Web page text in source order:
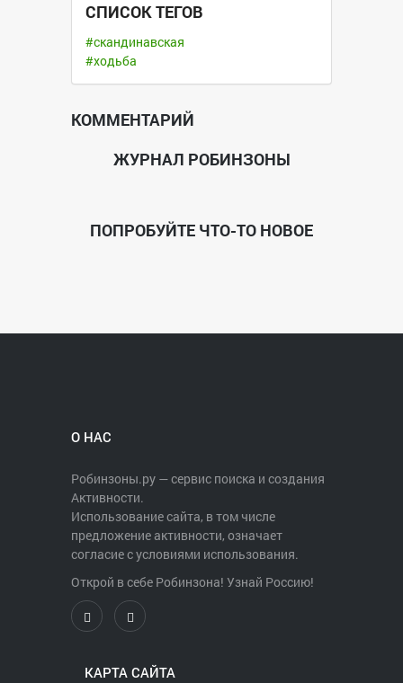
CПИСОК ТЕГОВ
#скандинавская
#ходьба
КОММЕНТАРИЙ
ЖУРНАЛ РОБИНЗОНЫ
ПОПРОБУЙТЕ ЧТО-ТО НОВОЕ
О НАС
Робинзоны.ру — сервис поиска и создания
Активности.
Использование сайта, в том числе
предложение активности, означает
согласие с условиями использования.
Открой в себе Робинзона! Узнай Россию!
КАРТА САЙТА